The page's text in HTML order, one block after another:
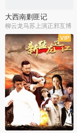
大西南剿匪记
柳云龙马苏上演正邪互博
全36集